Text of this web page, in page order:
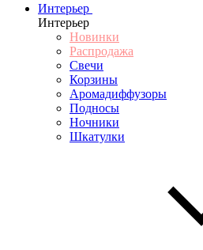
Интерьер
Интерьер
Новинки
Распродажа
Свечи
Корзины
Аромадиффузоры
Подносы
Ночники
Шкатулки